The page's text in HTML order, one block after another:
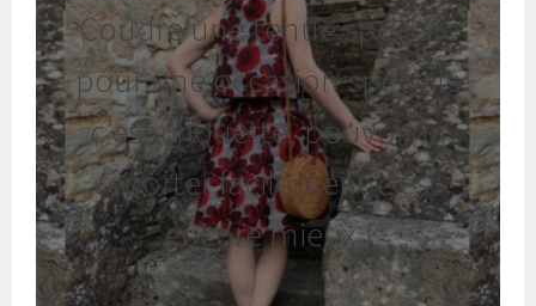
Coudre une tenue spéciale
pour une occasion spéciale
c’est chouette, pouvoir la
reporter facilement c’est
encore mieux !